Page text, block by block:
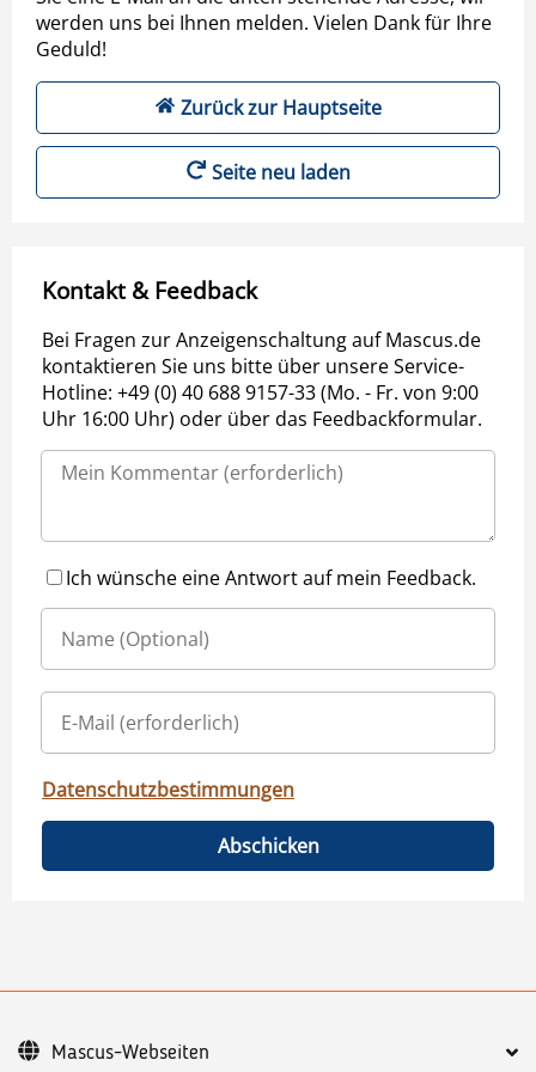
werden uns bei Ihnen melden. Vielen Dank für Ihre
Geduld!
Zurück zur Hauptseite
Seite neu laden
Kontakt & Feedback
Bei Fragen zur Anzeigenschaltung auf Mascus.de
kontaktieren Sie uns bitte über unsere Service-
Hotline: +49 (0) 40 688 9157-33 (Mo. - Fr. von 9:00
Uhr 16:00 Uhr) oder über das Feedbackformular.
Ich wünsche eine Antwort auf mein Feedback.
Datenschutzbestimmungen
Abschicken
Mascus-Webseiten